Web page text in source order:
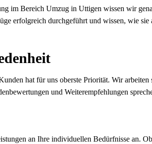
im Bereich Umzug in Uttigen wissen wir
erfolgreich durchgeführt und wissen, wie
hat für uns oberste Priorität. Wir
und Weiterempfehlungen
an Ihre individuellen Bedürfnisse an.